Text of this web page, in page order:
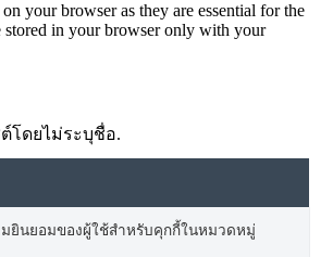
your browser as they are essential for the
stored in your browser only with your
โดยไม่ระบุชื่อ.
ยินยอมของผู้ใช้สำหรับคุกกี้ในหมวดหมู่